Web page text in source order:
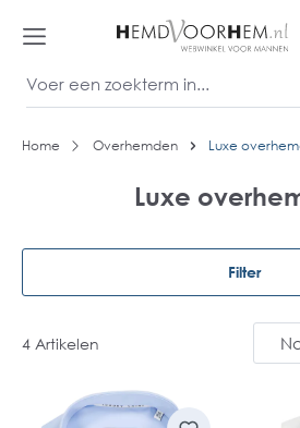
Home Overhemden Luxe
Luxe
Filter
4 Artikelen